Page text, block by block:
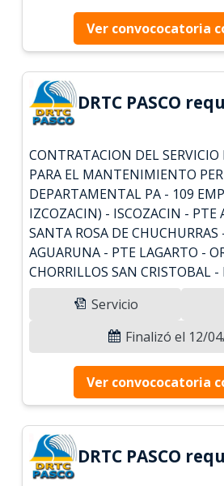
Ver convococatoria
DRTC PASCO
CONTRATACION DEL SERVICIO
PARA EL MANTENIMIENTO
DEPARTAMENTAL PA - 109
IZCOZACIN) - ISCOZACIN - PTE
SANTA ROSA DE CHUCHURRAS
AGUARUNA - PTE LAGARTO -
CHORRILLOS SAN CRISTOBAL
Servicio
Finalizó el 12/
Ver convococatoria
DRTC PASCO